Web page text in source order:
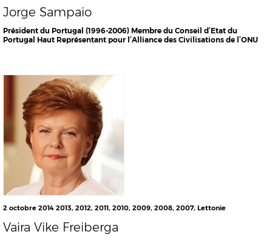
Jorge Sampaio
Président du Portugal (1996-2006) Membre du Conseil d’Etat du
Portugal Haut Représentant pour l’Alliance des Civilisations de l’ONU
2 octobre 2014 2013, 2012, 2011, 2010, 2009, 2008, 2007, Lettonie
Vaira Vike Freiberga